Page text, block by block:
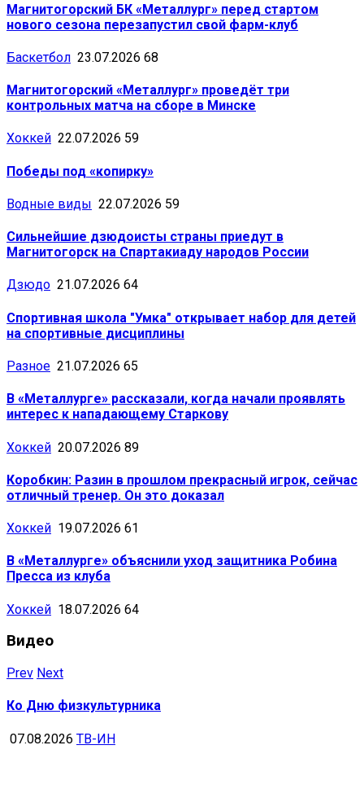
Магнитогорский БК «Металлург» перед стартом
нового сезона перезапустил свой фарм-клуб
Баскетбол 23.07.2026 68
Магнитогорский «Металлург» проведёт три
контрольных матча на сборе в Минске
Хоккей 22.07.2026 59
Победы под «копирку»
Водные виды 22.07.2026 59
Сильнейшие дзюдоисты страны приедут в
Магнитогорск на Спартакиаду народов России
Дзюдо 21.07.2026 64
Спортивная школа "Умка" открывает набор для детей
на спортивные дисциплины
Разное 21.07.2026 65
В «Металлурге» рассказали, когда начали проявлять
интерес к нападающему Старкову
Хоккей 20.07.2026 89
Коробкин: Разин в прошлом прекрасный игрок, сейчас
отличный тренер. Он это доказал
Хоккей 19.07.2026 61
В «Металлурге» объяснили уход защитника Робина
Пресса из клуба
Хоккей 18.07.2026 64
Видео
Prev Next
Ко Дню физкультурника
07.08.2026 ТВ-ИН